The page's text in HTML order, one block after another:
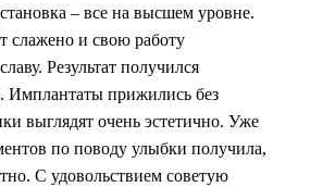
– все на высшем уровне.
слажено и свою работу
Результат получился
Имплантаты прижились без
выглядят очень эстетично. Уже
по поводу улыбки получила,
С удовольствием советую